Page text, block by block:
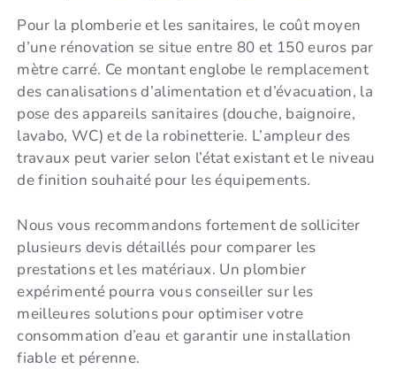
Pour la plomberie et les sanitaires, le coût moyen
d’une rénovation se situe entre 80 et 150 euros par
mètre carré. Ce montant englobe le remplacement
des canalisations d’alimentation et d’évacuation, la
pose des appareils sanitaires (douche, baignoire,
lavabo, WC) et de la robinetterie. L’ampleur des
travaux peut varier selon l’état existant et le niveau
de finition souhaité pour les équipements.
Nous vous recommandons fortement de solliciter
plusieurs devis détaillés pour comparer les
prestations et les matériaux. Un plombier
expérimenté pourra vous conseiller sur les
meilleures solutions pour optimiser votre
consommation d’eau et garantir une installation
fiable et pérenne.